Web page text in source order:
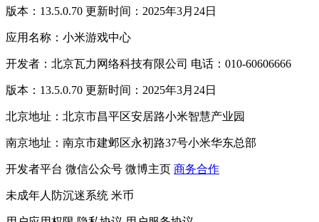
版本：13.5.0.70 更新时间：2025年3月24日
应用名称：小米游戏中心
开发者：北京瓦力网络科技有限公司 电话：010-60606666
版本：13.5.0.70 更新时间：2025年3月24日
北京地址：北京市昌平区安居路小米智慧产业园
南京地址：南京市建邺区永初路37号小米华东总部
开发者平台 微信公众号 微博主页 商务合作
未成年人防沉迷系统 米币